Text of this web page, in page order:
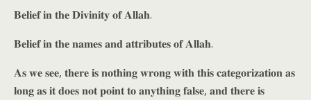
𝐁𝐞𝐥𝐢𝐞𝐟 𝐢𝐧 𝐭𝐡𝐞 𝐃𝐢𝐯𝐢𝐧𝐢𝐭𝐲 𝐨𝐟 𝐀𝐥𝐥𝐚𝐡.
𝐁𝐞𝐥𝐢𝐞𝐟 𝐢𝐧 𝐭𝐡𝐞 𝐧𝐚𝐦𝐞𝐬 𝐚𝐧𝐝 𝐚𝐭𝐭𝐫𝐢𝐛𝐮𝐭𝐞𝐬 𝐨𝐟 𝐀𝐥𝐥𝐚𝐡.
𝐀𝐬 𝐰𝐞 𝐬𝐞𝐞, 𝐭𝐡𝐞𝐫𝐞 𝐢𝐬 𝐧𝐨𝐭𝐡𝐢𝐧𝐠 𝐰𝐫𝐨𝐧𝐠 𝐰𝐢𝐭𝐡 𝐭𝐡𝐢𝐬 𝐜𝐚𝐭𝐞𝐠𝐨𝐫𝐢𝐳𝐚𝐭𝐢𝐨𝐧 𝐚𝐬
𝐥𝐨𝐧𝐠 𝐚𝐬 𝐢𝐭 𝐝𝐨𝐞𝐬 𝐧𝐨𝐭 𝐩𝐨𝐢𝐧𝐭 𝐭𝐨 𝐚𝐧𝐲𝐭𝐡𝐢𝐧𝐠 𝐟𝐚𝐥𝐬𝐞, 𝐚𝐧𝐝 𝐭𝐡𝐞𝐫𝐞 𝐢𝐬